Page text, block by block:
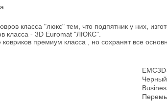
класса "люкс" тем, что подпятник у них,
класса - 3D Euromat "ЛЮКС".
премиум класса , но сохранят все
Черный